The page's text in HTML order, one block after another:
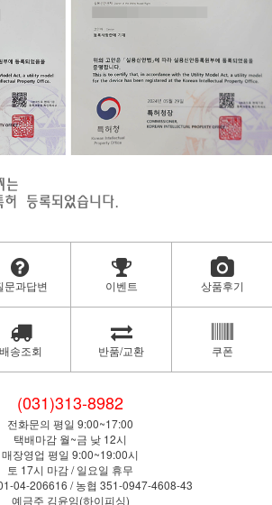
문과답변 이벤트 상품후기
배송조회 반품/교환 쿠폰
(031)313-8982
전화문의 평일 9:00~17:00
택배마감 월~금 낮 12시
매장영업 평일 9:00~19:00시
토 17시 마감 / 일요일 휴무
04-206616 / 농협 351-0947-4608-43
예금주 김윤임(하이피싱)